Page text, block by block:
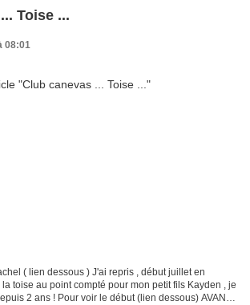
Toise ...
08:01
( lien dessous ) J'ai repris , début juillet en
toise au point compté pour mon petit fils Kayden , je
2 ans ! Pour voir le début (lien dessous) AVANT